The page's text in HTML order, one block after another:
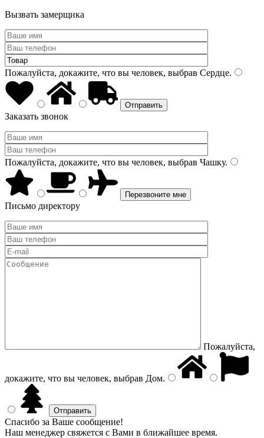
Вызвать замерщика
Пожалуйста, докажите, что вы человек, выбрав Сердце.
Заказать звонок
Пожалуйста, докажите, что вы человек, выбрав Чашку.
Письмо директору
Пожалуйста,
докажите, что вы человек, выбрав Дом.
Спасибо за Ваше сообщение!
Наш менеджер свяжется с Вами в ближайшее время.